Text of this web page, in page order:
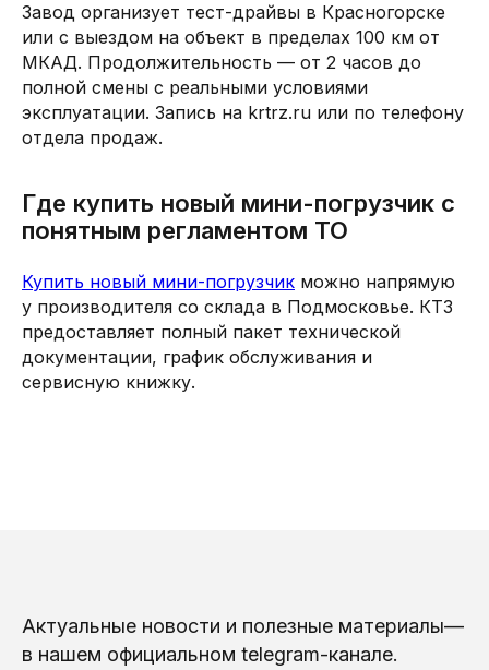
Завод организует тест-драйвы в Красногорске
или с выездом на объект в пределах 100 км от
МКАД. Продолжительность — от 2 часов до
полной смены с реальными условиями
эксплуатации. Запись на krtrz.ru или по телефону
отдела продаж.
Где купить новый мини-погрузчик с
понятным регламентом ТО
Купить новый мини-погрузчик можно напрямую
у производителя со склада в Подмосковье. КТЗ
предоставляет полный пакет технической
документации, график обслуживания и
сервисную книжку.
Актуальные новости и полезные материалы—
в нашем официальном telegram-канале.